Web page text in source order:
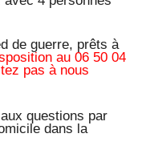
de guerre, prêts à
au 06 50 04
pas à nous
questions par
dans la